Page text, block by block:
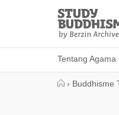
Study
Buddhism
Home
Tentang Agama
› Buddhisme